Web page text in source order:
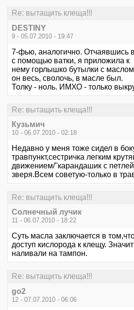
Re: вытащить клеща!!!
DESTINY
9 - 05.07.2010 - 19:47
7-фью, аналогично. Отчаявшись
с помощью ватки, я приложила к
нему горлышко бутылки с
он весь, сволочь, в масле был.
Толку - ноль. ИМХО - только
Re: вытащить клеща!!!
Кузьмич
10 - 06.07.2010 - 02:18
Недавно у меня тоже сидел в
травпункт,сестричка легким
движением/"карандашик с
зверя.Всем советую-только в
Re: вытащить клеща!!!
Солнечный лучик
11 - 06.07.2010 - 18:22
Суть масла заключается в
доступ кислорода к клещу.
наливали на тампон.
Re: вытащить клеща!!!
go2
12 - 07.07.2010 - 06:06